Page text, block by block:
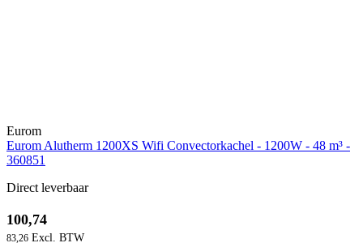
Eurom
Eurom Alutherm 1200XS Wifi Convectorkachel - 1200W - 48 m³ -
360851
Direct leverbaar
100,74
83,26